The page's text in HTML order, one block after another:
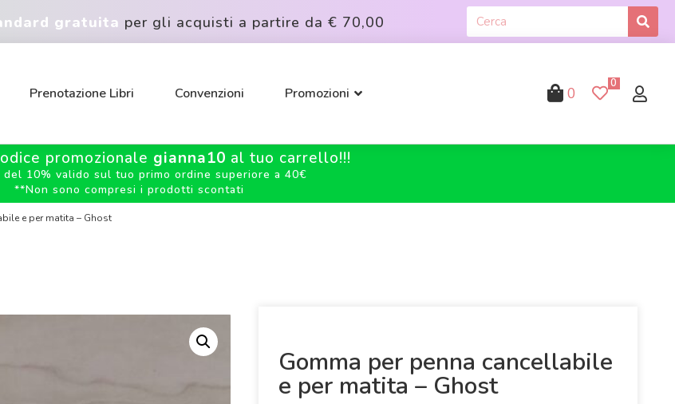
gratuita per gli acquisti a partire da € 70,00
Prenotazione Libri Convenzioni Promozioni 0
0
promozionale gianna10 al tuo carrello!!!
del 10% valido sul tuo primo ordine superiore a 40€
**Non sono compresi i prodotti scontati
e per matita – Ghost
Gomma per penna cancellabile
e per matita – Ghost